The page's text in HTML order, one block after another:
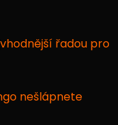
řadou pro
nešlápnete